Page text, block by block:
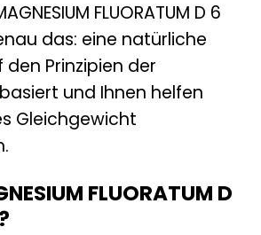
FLUORATUM D 6
das: eine natürliche
den Prinzipien der
basiert und Ihnen helfen
Gleichgewicht
FLUORATUM D